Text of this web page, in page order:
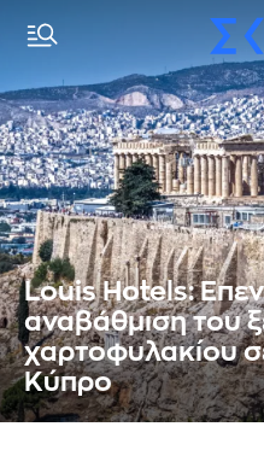
Louis Hotels:
αναβάθμιση του
χαρτοφυλακίου
Κύπρο